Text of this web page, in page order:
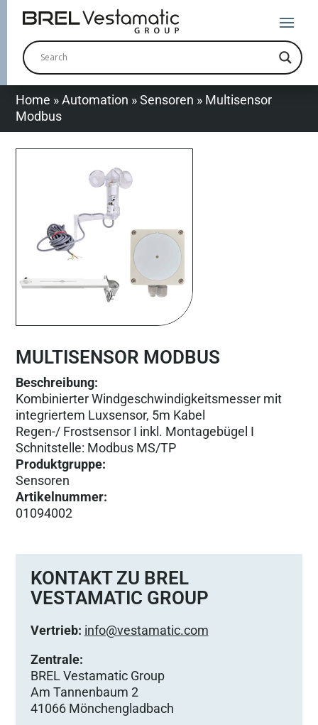
Home »Automation »Sensoren » Multisensor
Modbus
MULTISENSOR MODBUS
Beschreibung:
Kombinierter Windgeschwindigkeitsmesser mit
integriertem Luxsensor, 5m Kabel
Regen-/ Frostsensor I inkl. Montagebügel I
Schnitstelle: Modbus MS/TP
Produktgruppe:
Sensoren
Artikelnummer:
01094002
KONTAKT ZU BREL
VESTAMATIC GROUP
Vertrieb: info@vestamatic.com
Zentrale:
BREL Vestamatic Group
Am Tannenbaum 2
41066 Mönchengladbach